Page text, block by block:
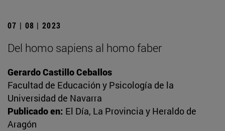
07 | 08 | 2023
Del homo sapiens al homo faber
Gerardo Castillo Ceballos
Facultad de Educación y Psicología de la
Universidad de Navarra
Publicado en: El Día, La Provincia y Heraldo de
Aragón